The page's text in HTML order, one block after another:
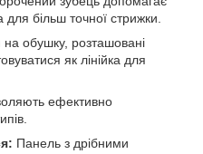
більш точної стрижки.
обушку, розташовані
як лінійка для
ефективно
Панель з дрібними